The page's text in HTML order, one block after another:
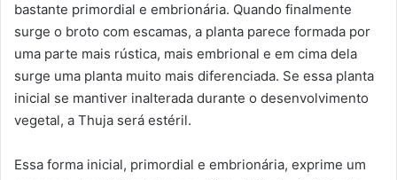
bastante primordial e embrionária. Quando finalmente
surge o broto com escamas, a planta parece formada por
uma parte mais rústica, mais embrional e em cima dela
surge uma planta muito mais diferenciada. Se essa planta
inicial se mantiver inalterada durante o desenvolvimento
vegetal, a Thuja será estéril.
Essa forma inicial, primordial e embrionária, exprime um